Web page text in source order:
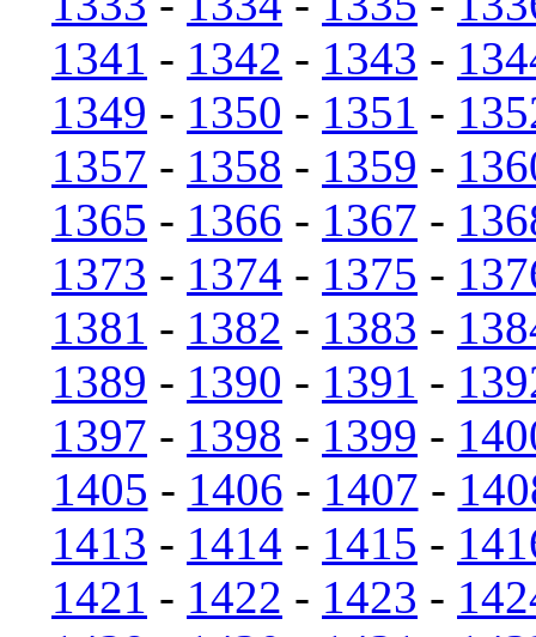
1341 - 1342 - 1343 -
1349 - 1350 - 1351 -
1357 - 1358 - 1359 -
1365 - 1366 - 1367 -
1373 - 1374 - 1375 -
1381 - 1382 - 1383 -
1389 - 1390 - 1391 -
1397 - 1398 - 1399 -
1405 - 1406 - 1407 -
1413 - 1414 - 1415 -
1421 - 1422 - 1423 -